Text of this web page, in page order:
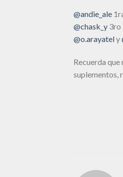
@andie_ale
@chask_y 3ro
@o.arayately
Recuerda
suplementos,